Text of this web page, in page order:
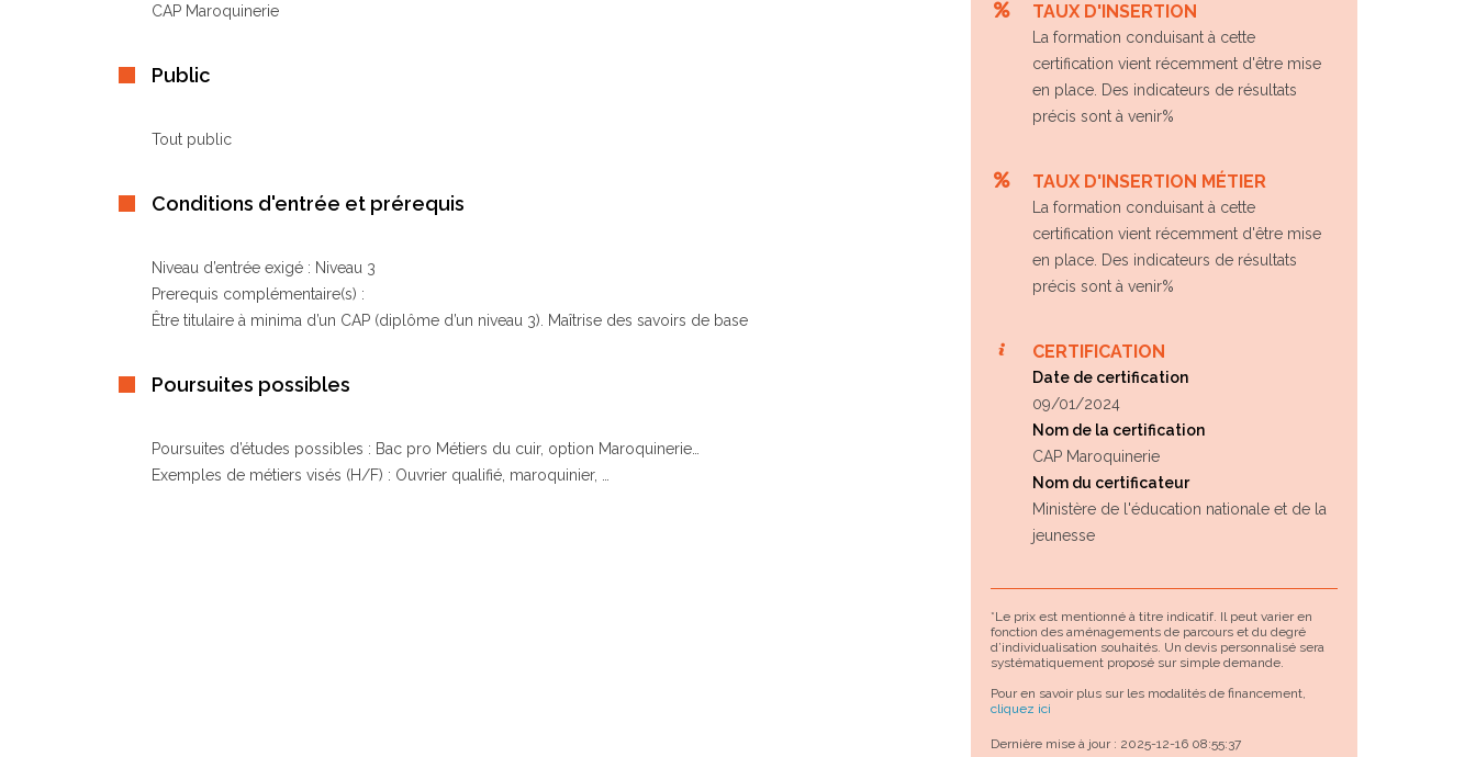
CAP Maroquinerie
Public
Tout public
Conditions d'entrée et prérequis
Niveau d’entrée exigé : Niveau 3
Prerequis complémentaire(s) :
Être titulaire à minima d’un CAP (diplôme d’un niveau 3). Maîtrise des savoirs de base
Poursuites possibles
Poursuites d’études possibles : Bac pro Métiers du cuir, option Maroquinerie…
Exemples de métiers visés (H/F) : Ouvrier qualifié, maroquinier, …
TAUX D'INSERTION
La formation conduisant à cette
certification vient récemment d'être mise
en place. Des indicateurs de résultats
précis sont à venir%
TAUX D'INSERTION MÉTIER
La formation conduisant à cette
certification vient récemment d'être mise
en place. Des indicateurs de résultats
précis sont à venir%
CERTIFICATION
Date de certification
09/01/2024
Nom de la certification
CAP Maroquinerie
Nom du certificateur
Ministère de l'éducation nationale et de la
jeunesse
*Le prix est mentionné à titre indicatif. Il peut varier en
fonction des aménagements de parcours et du degré
d’individualisation souhaités. Un devis personnalisé sera
systématiquement proposé sur simple demande.
Pour en savoir plus sur les modalités de financement,
cliquez ici
Dernière mise à jour : 2025-12-16 08:55:37